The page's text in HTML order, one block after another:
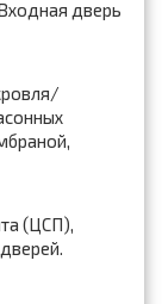
дверь
(ЦСП),